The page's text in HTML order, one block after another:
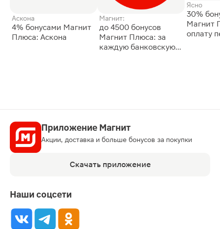
Аскона
4% бонусами Магнит
Плюса: Аскона
Магнит:
до 4500 бонусов
Магнит Плюса: за
каждую банковскую
Ясно
30%
Магнит
оплату
Приложение Магнит
Акции, доставка и больше бонусов за покупки
Скачать приложение
Наши соцсети